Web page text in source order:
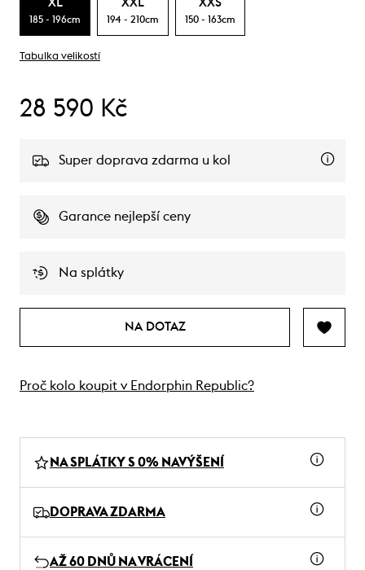
XL
185 - 196cm
XXL
194 - 210cm
XXS
150 - 163cm
Tabulka velikostí
28 590 Kč
Super doprava zdarma u kol
Garance nejlepší ceny
Na splátky
NA DOTAZ
Proč kolo koupit v Endorphin Republic?
NA SPLÁTKY S 0% NAVÝŠENÍ
DOPRAVA ZDARMA
AŽ 60 DNŮ NA VRÁCENÍ